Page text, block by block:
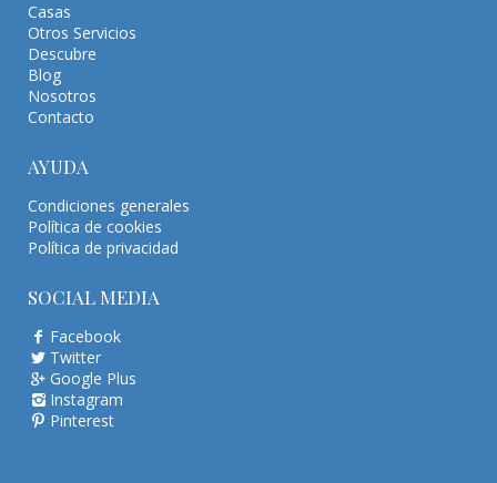
Casas
Otros Servicios
Descubre
Blog
Nosotros
Contacto
AYUDA
Condiciones generales
Política de cookies
Política de privacidad
SOCIAL MEDIA
Facebook
Twitter
Google Plus
Instagram
Pinterest